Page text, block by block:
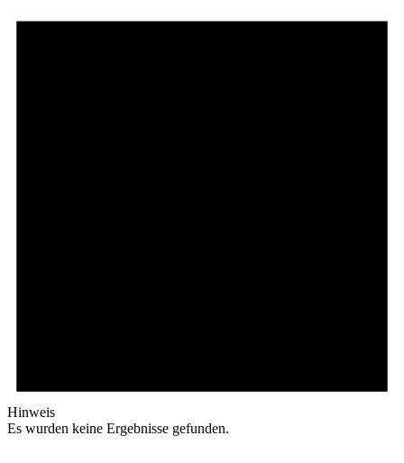
Hinweis
Es wurden keine Ergebnisse gefunden.